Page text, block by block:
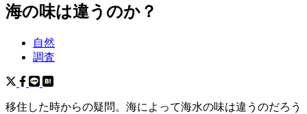
海の味は違うのか？
自然
調査
移住した時からの疑問。海によって海水の味は違うのだろう